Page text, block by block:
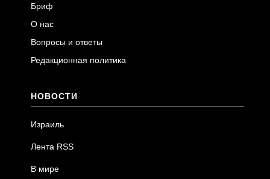
Бриф
О нас
Вопросы и ответы
Редакционная политика
НОВОСТИ
Израиль
Лента RSS
В мире